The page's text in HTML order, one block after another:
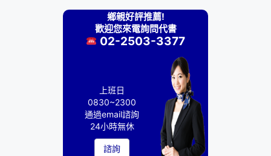
鄉親好評推薦!
歡迎您來電詢問代書
02-2503-3377
上班日
0830~2300
通過email諮詢
24小時無休
諮詢